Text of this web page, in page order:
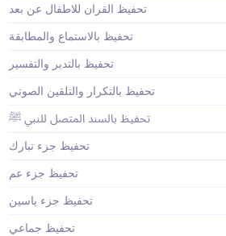
تحفيظ القران للاطفال عن بعد
تحفيظ بالاستماع والمطابقة
تحفيظ بالتدبر والتفسير
تحفيظ بالتكرار والتلقين الصوتي
تحفيظ بالسند المتصل للنبي ﷺ
تحفيظ جزء تبارك
تحفيظ جزء عم
تحفيظ جزء ياسين
تحفيظ جماعي